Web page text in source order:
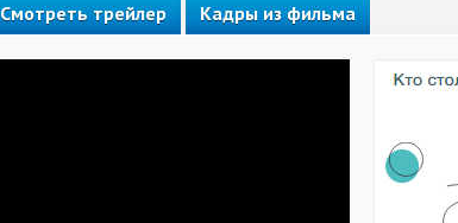
Смотреть трейлер Кадры из фильма